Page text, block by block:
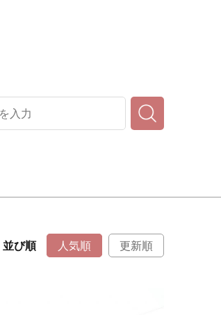
並び順 人気順 更新順